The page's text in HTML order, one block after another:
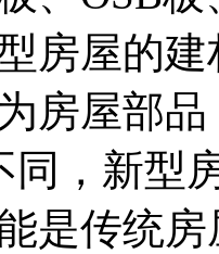
房屋的
房屋部
同，新型
是传统